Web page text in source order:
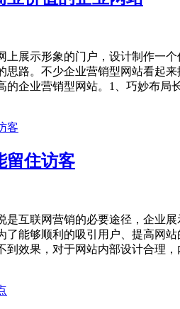
上展示形象的门户，设计制作一
思路。不少企业营销型网站看起
的企业营销型网站。1、巧妙布局
留住访客
是互联网营销的必要途径，企业
了能够顺利的吸引用户、提高网
到效果，对于网站内部设计合理